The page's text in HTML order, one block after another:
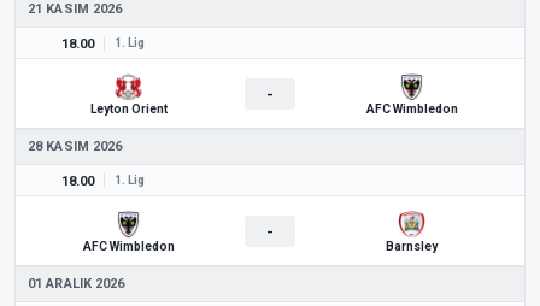
21 KASIM 2026
18.00 1. Lig
Leyton Orient
-
AFC Wimbledon
28 KASIM 2026
18.00 1. Lig
AFC Wimbledon
-
Barnsley
01 ARALIK 2026